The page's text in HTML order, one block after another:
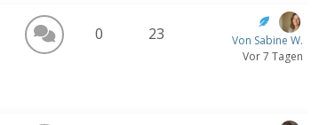
0 23
Von Sabine W.
Vor 7 Tagen